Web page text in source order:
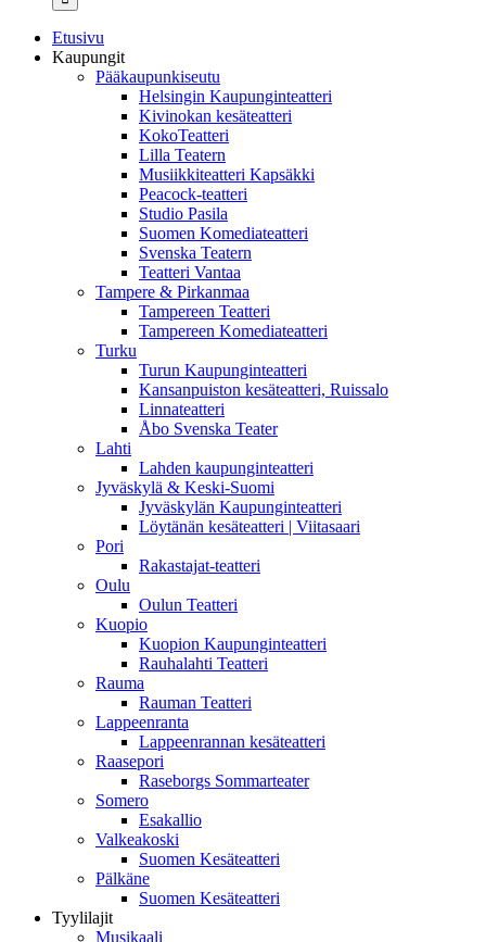
Etusivu
Kaupungit
Pääkaupunkiseutu
Helsingin Kaupunginteatteri
Kivinokan kesäteatteri
KokoTeatteri
Lilla Teatern
Musiikkiteatteri Kapsäkki
Peacock-teatteri
Studio Pasila
Suomen Komediateatteri
Svenska Teatern
Teatteri Vantaa
Tampere & Pirkanmaa
Tampereen Teatteri
Tampereen Komediateatteri
Turku
Turun Kaupunginteatteri
Kansanpuiston kesäteatteri, Ruissalo
Linnateatteri
Åbo Svenska Teater
Lahti
Lahden kaupunginteatteri
Jyväskylä & Keski-Suomi
Jyväskylän Kaupunginteatteri
Löytänän kesäteatteri | Viitasaari
Pori
Rakastajat-teatteri
Oulu
Oulun Teatteri
Kuopio
Kuopion Kaupunginteatteri
Rauhalahti Teatteri
Rauma
Rauman Teatteri
Lappeenranta
Lappeenrannan kesäteatteri
Raasepori
Raseborgs Sommarteater
Somero
Esakallio
Valkeakoski
Suomen Kesäteatteri
Pälkäne
Suomen Kesäteatteri
Tyylilajit
Musikaali